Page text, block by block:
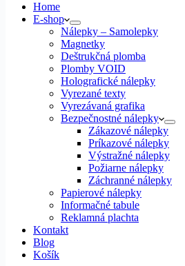
Home
E-shop
Nálepky – Samolepky
Magnetky
Deštrukčná plomba
Plomby VOID
Holografické nálepky
Vyrezané texty
Vyrezávaná grafika
Bezpečnostné nálepky
Zákazové nálepky
Príkazové nálepky
Výstražné nálepky
Požiarne nálepky
Záchranné nálepky
Papierové nálepky
Informačné tabule
Reklamná plachta
Kontakt
Blog
Košík